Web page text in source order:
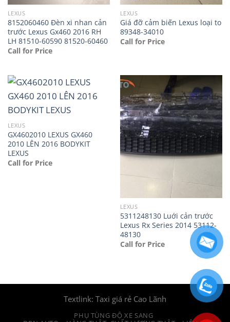
LEXUS
8152060460 Đèn xi nhan cản
trước Lexus Gx460 2016 RH
LH 81510-60590 81520-60460
Call for Price
LEXUS
Giá đỡ cảm biến Lexus loại to
89348-34010
Call for Price
LEXUS
GX4602010 LEXUS GX460
2010 LÊN 2016 BODYKIT
LEXUS
Call for Price
LEXUS
5311248130 Luới cản trước
Lexus Rx Series 2014 53112-
48130
Call for Price
Textlink: Taxi giá rẻ Cao Lãnh
PHỤ TÙNG ĐỘ XE SANG